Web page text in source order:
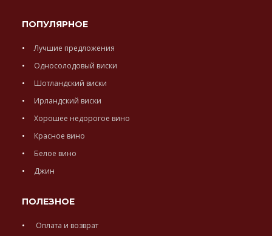
ПОПУЛЯРНОЕ
Лучшие предложения
Односолодовый виски
Шотландский виски
Ирландский виски
Хорошее недорогое вино
Красное вино
Белое вино
Джин
ПОЛЕЗНОЕ
Оплата и возврат